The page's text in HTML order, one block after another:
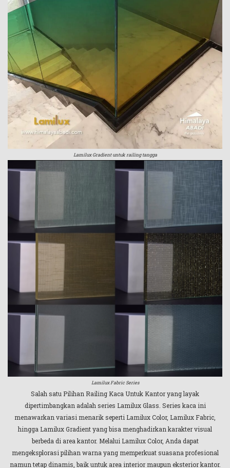
Lamilux Gradient untuk railing tangga
Lamilux Fabric Series
Salah satu Pilihan Railing Kaca Untuk Kantor yang layak
dipertimbangkan adalah series Lamilux Glass. Series kaca ini
menawarkan variasi menarik seperti Lamilux Color, Lamilux Fabric,
hingga Lamilux Gradient yang bisa menghadirkan karakter visual
berbeda di area kantor. Melalui Lamilux Color, Anda dapat
mengeksplorasi pilihan warna yang memperkuat suasana profesional
namun tetap dinamis, baik untuk area interior maupun eksterior kantor.